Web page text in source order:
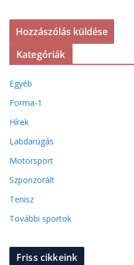
Kategóriák
Egyéb
Forma-1
Hírek
Labdarúgás
Motorsport
Szponzorált
Tenisz
További sportok
Friss cikkeink